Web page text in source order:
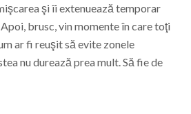
şi îi extenuează temporar
brusc, vin momente în care toţi
ar fi reuşit să evite zonele
nu durează prea mult. Să fie de